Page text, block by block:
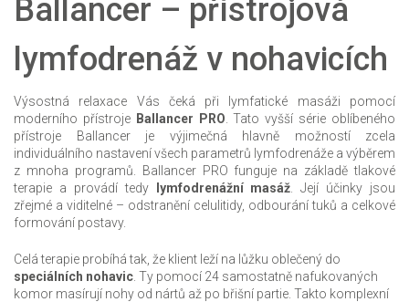
Ballancer – přístrojová
lymfodrenáž v nohavicích
Výsostná relaxace Vás čeká při lymfatické masáži pomocí
moderního přístroje Ballancer PRO . Tato vyšší série oblíbeného
přístroje Ballancer je výjimečná hlavně možností zcela
individuálního nastavení všech parametrů lymfodrenáže a výběrem
z mnoha programů. Ballancer PRO funguje na základě tlakové
terapie a provádí tedy
lymfodrenážní masáž . Její účinky jsou
zřejmé a viditelné – odstranění celulitidy, odbourání tuků a celkové
formování postavy.
Celá terapie probíhá tak, že klient leží na lůžku oblečený do
speciálních nohavic . Ty pomocí 24 samostatně nafukovaných
komor masírují nohy od nártů až po břišní partie. Takto komplexní